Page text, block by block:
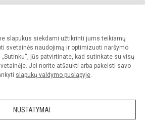
slapukus siekdami užtikrinti jums teikiamų
svetainės naudojimą ir optimizuoti naršymo
jūs patvirtinate, kad sutinkate su visų
Jei norite atšaukti arba pakeisti savo
slapukų valdymo puslapyje.
NUSTATYMAI
progimnazija. Visos teisės saugomos.
progimnazijos sutikimo griežtai draudžiama.
paraiška Slapukų valdymas